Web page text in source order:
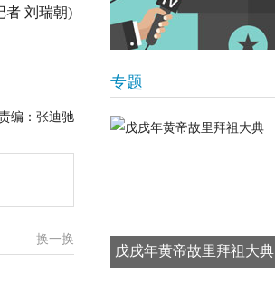
者 刘瑞朝)
编：张迪驰
换一换
专题
戊戌年黄帝故里拜祖大典